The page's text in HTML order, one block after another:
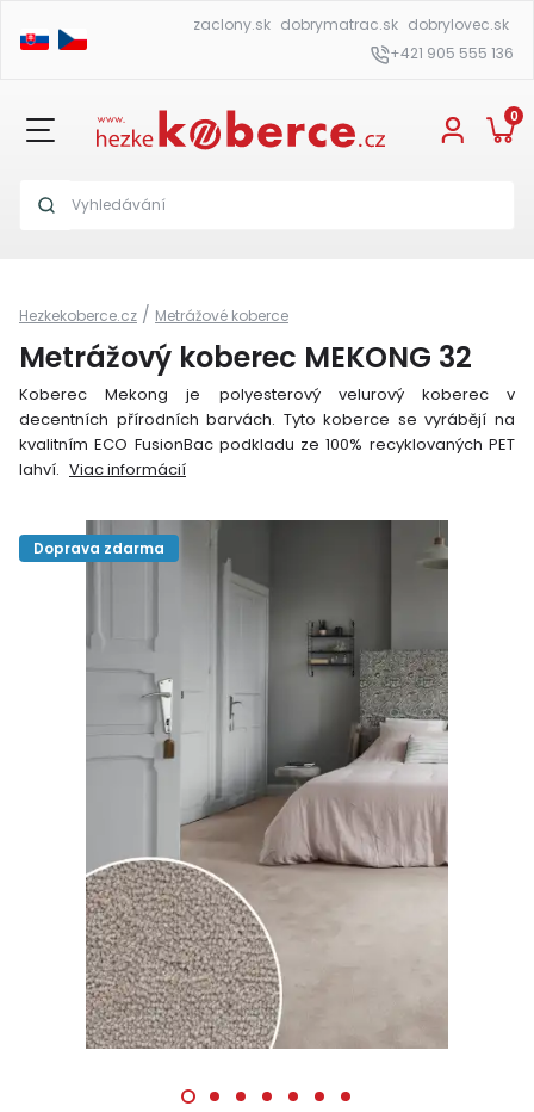
zaclony.sk dobrymatrac.sk dobrylovec.sk
+421 905 555 136
0
Hezkekoberce.cz / Metrážové koberce
Metrážový koberec MEKONG 32
Koberec Mekong je polyesterový velurový koberec v
decentních přírodních barvách. Tyto koberce se vyrábějí na
kvalitním ECO FusionBac podkladu ze 100% recyklovaných PET
lahví. Viac informácií
Doprava zdarma